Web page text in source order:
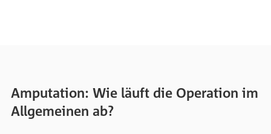
Amputation: Wie läuft die Operation im
Allgemeinen ab?